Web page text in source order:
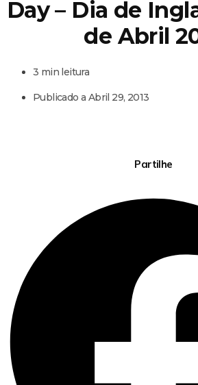
Day – Dia de
de Abril
3 min leitura
Publicado a Abril 29, 2013
Partilhe